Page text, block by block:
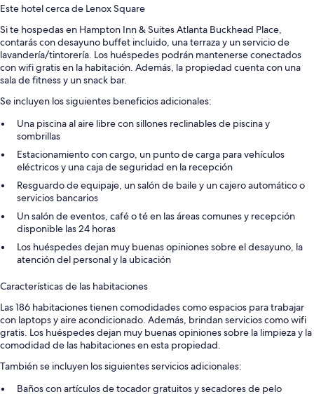
Este hotel cerca de Lenox Square
Si te hospedas en Hampton Inn & Suites Atlanta Buckhead Place,
contarás con desayuno buffet incluido, una terraza y un servicio de
lavandería/tintorería. Los huéspedes podrán mantenerse conectados
con wifi gratis en la habitación. Además, la propiedad cuenta con una
sala de fitness y un snack bar.
Se incluyen los siguientes beneficios adicionales:
Una piscina al aire libre con sillones reclinables de piscina y
sombrillas
Estacionamiento con cargo, un punto de carga para vehículos
eléctricos y una caja de seguridad en la recepción
Resguardo de equipaje, un salón de baile y un cajero automático o
servicios bancarios
Un salón de eventos, café o té en las áreas comunes y recepción
disponible las 24 horas
Los huéspedes dejan muy buenas opiniones sobre el desayuno, la
atención del personal y la ubicación
Características de las habitaciones
Las 186 habitaciones tienen comodidades como espacios para trabajar
con laptops y aire acondicionado. Además, brindan servicios como wifi
gratis. Los huéspedes dejan muy buenas opiniones sobre la limpieza y la
comodidad de las habitaciones en esta propiedad.
También se incluyen los siguientes servicios adicionales:
Baños con artículos de tocador gratuitos y secadores de pelo